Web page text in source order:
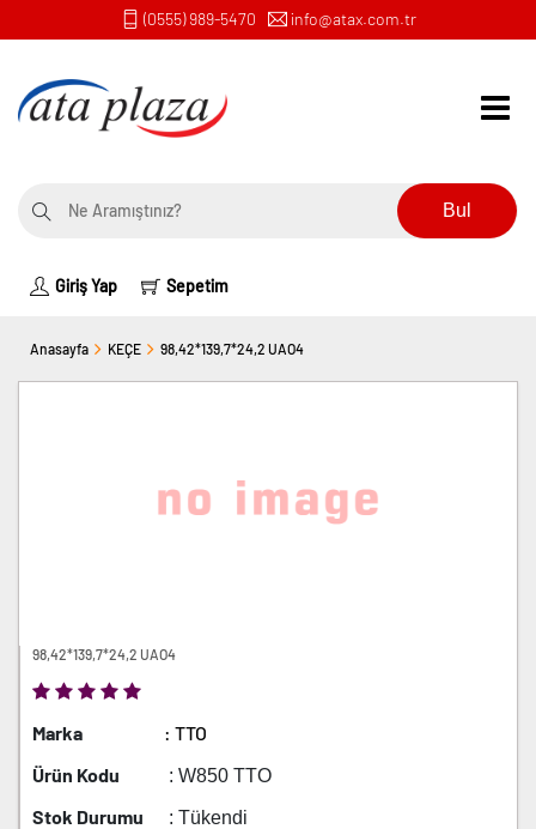
(0555) 989-5470 info@atax.com.tr
Bul
Giriş Yap Sepetim
Anasayfa KEÇE 98,42*139,7*24,2 UAO4
98,42*139,7*24,2 UAO4
Marka
: TTO
Ürün Kodu
: W850 TTO
Stok Durumu : Tükendi